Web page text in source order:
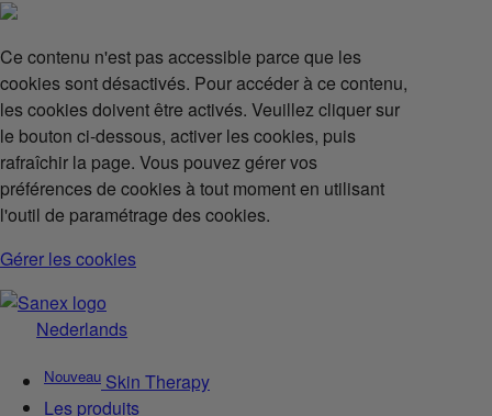
Ce contenu n'est pas accessible parce que les
cookies sont désactivés. Pour accéder à ce contenu,
les cookies doivent être activés. Veuillez cliquer sur
le bouton ci-dessous, activer les cookies, puis
rafraîchir la page. Vous pouvez gérer vos
préférences de cookies à tout moment en utilisant
l'outil de paramétrage des cookies.
Gérer les cookies
Nederlands
Nouveau Skin Therapy
Les produits